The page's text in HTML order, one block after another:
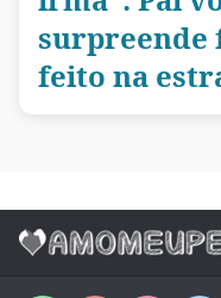
surpreende
feito na